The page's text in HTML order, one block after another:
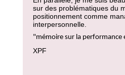
sur des problématiques du
positionnement comme
interpersonnelle.
"mémoire sur la
XPF